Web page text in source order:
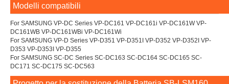
Modelli compatibili
For SAMSUNG VP-DC Series VP-DC161 VP-DC161i VP-DC161W VP-
DC161WB VP-DC161WBi VP-DC161Wi
For SAMSUNG VP-D Series VP-D351 VP-D351I VP-D352 VP-D352I VP-
D353 VP-D353I VP-D355
For SAMSUNG SC-DC Series SC-DC163 SC-DC164 SC-DC165 SC-
DC171 SC-DC175 SC-DC563